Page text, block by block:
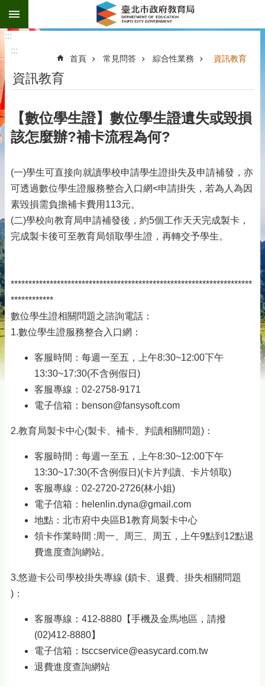
跳到主要內容區塊
:::
:::
首頁 常見問答 綜合性業務 資訊教育
資訊教育
【數位學生證】數位學生證遺失或毀損
該怎麼辦?補卡流程為何?
(一)學生可直接向就讀學校申請學生證掛失及申請補發，亦
可透過數位學生證服務整合入口網<申請掛失，若為人為因
素毀損需負擔補卡費用113元。
(二)學校向教育局申請補發後，約5個工作天天完成製卡，
完成製卡後可至教育局領取學生證，再轉交予學生。
********************************************************************
************
數位學生證相關問題之諮詢電話：
1.數位學生證服務整合入口網：
客服時間：每週一至五，上午8:30~12:00下午
13:30~17:30(不含例假日)
客服專線：02-2758-9171
電子信箱：benson@fansysoft.com
2.教育局製卡中心(製卡、補卡、判讀相關問題)：
客服時間：每週一至五，上午8:30~12:00下午
13:30~17:30(不含例假日)(卡片判讀、卡片領取)
客服專線：02-2720-2726(林小姐)
電子信箱：helenlin.dyna@gmail.com
地點：北市府中央區B1教育局製卡中心
領卡作業時間 :周一、周三、周五，上午9點到12點退
費進度查詢網站。
3.悠遊卡公司學校掛失專線 (鎖卡、退費、掛失相關問題
)：
客服專線：412-8880【手機及金馬地區，請撥
(02)412-8880】
電子信箱：tsccservice@easycard.com.tw
退費進度查詢網站